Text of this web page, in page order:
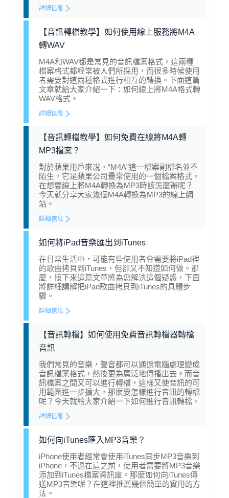
詳細信息
【音訊轉檔教學】如何使用線上服務將M4A
轉WAV
M4A和WAV都是常見的音訊檔案格式，這兩種
檔案格式都經常被人們所採用，而很多時候使用
者需要對這兩種格式進行相互的轉換。下面這篇
文章就給大家介紹一下：如何線上將M4A格式轉
WAV格式。
詳細信息
【音訊轉檔教學】如何免費在線將M4A轉
MP3檔案？
對於蘋果用戶來說，“M4A”這一檔案副檔名並不
陌生，它是蘋果公司最常使用的一個檔案格式。
在想要線上將M4A轉換為MP3時該怎麼辦呢？
今天就分享大家幾個M4A轉換為MP3的線上網
站。
詳細信息
如何將iPad音樂匯出到iTunes
在日常生活中，可能有些使用者會需要將iPad裡
的歌曲拷貝到iTunes，但卻又不知道如何做。那
麼，接下來這篇文章將為您解決這個疑惑，下面
將詳細講解把iPad歌曲拷貝到iTunes的具體步
驟。
詳細信息
【音訊轉檔】如何使用免費音訊轉檔器轉檔
音訊
我們常見的音樂，聲音都可以通過電腦處理變成
音訊檔案格式，然後更為廣泛地傳播出去。而音
訊檔案之間又可以進行轉檔，這樣又使音訊的可
用範圍進一步擴大，那麼要怎樣進行音訊的轉檔
呢？今天就給大家介紹一下如何進行音訊轉檔。
詳細信息
如何向iTunes匯入MP3音樂？
iPhone使用者經常會使用iTunes同步MP3音樂到
iPhone，不過在這之前，使用者需要將MP3音樂
添加到iTunes檔案資訊庫。那麼如何向iTunes傳
送MP3音樂呢？在這裡推薦幾個簡單的實用的方
法。